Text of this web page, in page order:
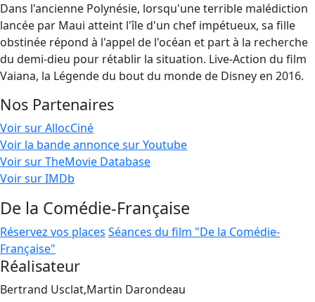
Dans l'ancienne Polynésie, lorsqu'une terrible malédiction
lancée par Maui atteint l'île d'un chef impétueux, sa fille
obstinée répond à l'appel de l'océan et part à la recherche
du demi-dieu pour rétablir la situation. Live-Action du film
Vaiana, la Légende du bout du monde de Disney en 2016.
Nos Partenaires
Voir sur AllocCiné
Voir la bande annonce sur Youtube
Voir sur TheMovie Database
Voir sur IMDb
De la Comédie-Française
Réservez vos places Séances du film "De la Comédie-
Française"
Réalisateur
Bertrand Usclat,Martin Darondeau